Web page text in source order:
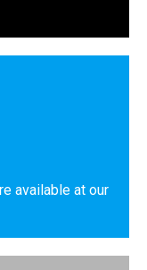
available at our